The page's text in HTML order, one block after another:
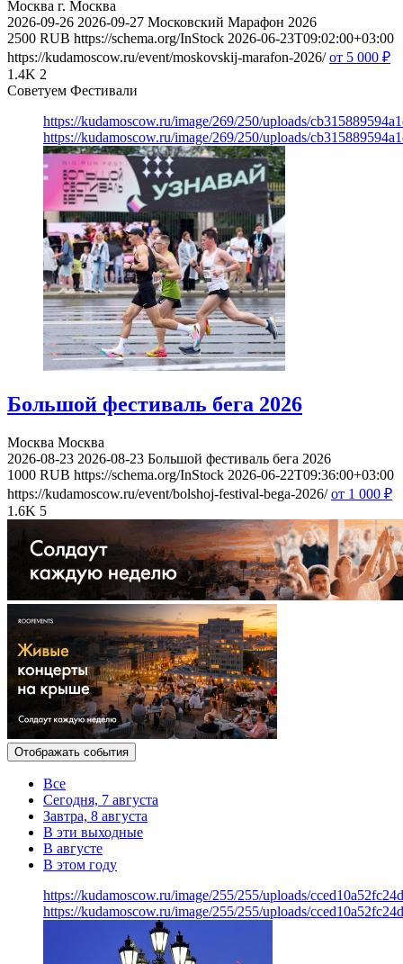
Москва г. Москва
2026-09-26 2026-09-27 Московский Марафон 2026
2500 RUB https://schema.org/InStock 2026-06-23T09:02:00+03:00
https://kudamoscow.ru/event/moskovskij-marafon-2026/ от 5 000 ₽
1.4K 2
Советуем Фестивали
https://kudamoscow.ru/image/269/250/uploads/
https://kudamoscow.ru/image/269/250/uploads/
Большой фестиваль бега 2026
Москва Москва
2026-08-23 2026-08-23 Большой фестиваль бега 2026
1000 RUB https://schema.org/InStock 2026-06-22T09:36:00+03:00
https://kudamoscow.ru/event/bolshoj-festival-bega-2026/ от 1 000 ₽
1.6K 5
Отображать события
Все
Сегодня, 7 августа
Завтра, 8 августа
В эти выходные
В августе
В этом году
https://kudamoscow.ru/image/255/255/uploads/
https://kudamoscow.ru/image/255/255/uploads/